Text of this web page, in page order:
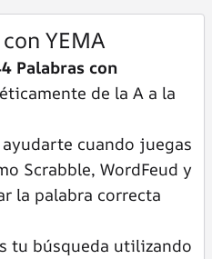
YEMA
Palabras con
de la A a la
cuando juegas
Scrabble, WordFeud y
la palabra correcta
tu búsqueda utilizando